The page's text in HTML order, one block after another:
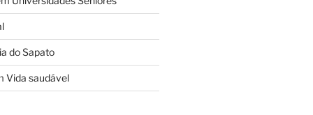
do Sapato
Vida saudável